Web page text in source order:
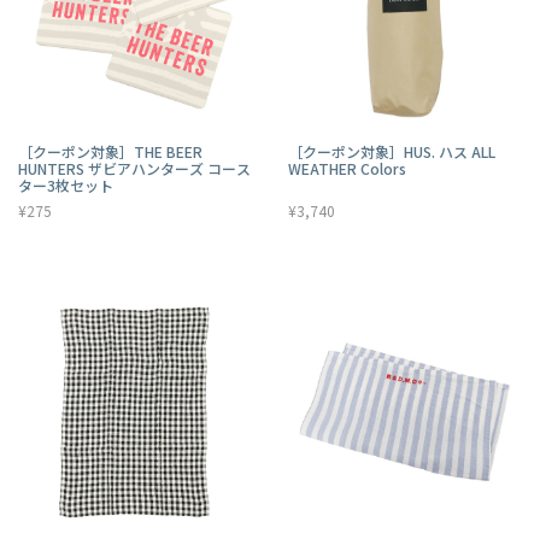
［クーポン対象］THE BEER
HUNTERS ザビアハンターズ コース
ター3枚セット
¥275
［クーポン対象］HUS. ハス ALL
WEATHER Colors
¥3,740